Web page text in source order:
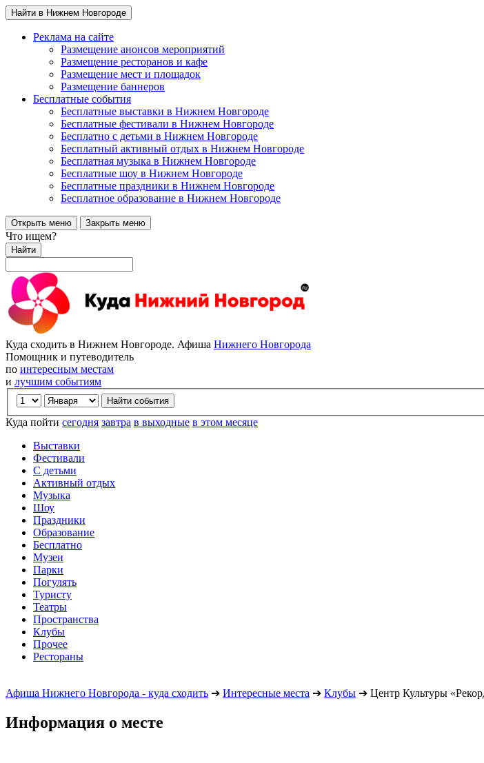
Найти в Нижнем Новгороде
Реклама на сайте
Размещение анонсов мероприятий
Размещение ресторанов и кафе
Размещение мест и площадок
Размещение баннеров
Бесплатные события
Бесплатные выставки в Нижнем Новгороде
Бесплатные фестивали в Нижнем Новгороде
Бесплатно с детьми в Нижнем Новгороде
Бесплатный активный отдых в Нижнем Новгороде
Бесплатная музыка в Нижнем Новгороде
Бесплатные шоу в Нижнем Новгороде
Бесплатные праздники в Нижнем Новгороде
Бесплатное образование в Нижнем Новгороде
Открыть меню Закрыть меню
Что ищем?
Найти
Куда сходить в Нижнем Новгороде. Афиша Нижнего Новгорода
Помощник и путеводитель
по интересным местам
и лучшим событиям
Куда пойти сегодня завтра в выходные в этом месяце
Выставки
Фестивали
С детьми
Активный отдых
Музыка
Шоу
Праздники
Образование
Бесплатно
Музеи
Парки
Погулять
Туристу
Театры
Пространства
Клубы
Прочее
Рестораны
Афиша Нижнего Новгорода - куда сходить ➔ Интересные места ➔ Клубы ➔ Центр Культуры
Информация о месте